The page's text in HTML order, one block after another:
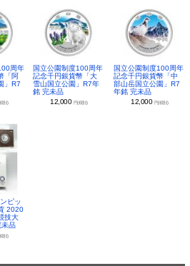
周年
「阿
」R7
別)
国立公園制度100周年
記念千円銀貨幣「大
雪山国立公園」R7年
銘 完未品
12,000 円(税別)
国立公園制度100周年
記念千円銀貨幣「中
部山岳国立公園」R7
年銘 完未品
12,000 円(税別)
ピッ
2020
技大
品
別)